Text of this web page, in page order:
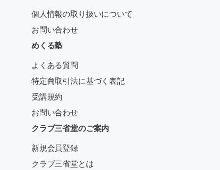
個人情報の取り扱いについて
お問い合わせ
めくる塾
よくある質問
特定商取引法に基づく表記
受講規約
お問い合わせ
クラブ三省堂のご案内
新規会員登録
クラブ三省堂とは